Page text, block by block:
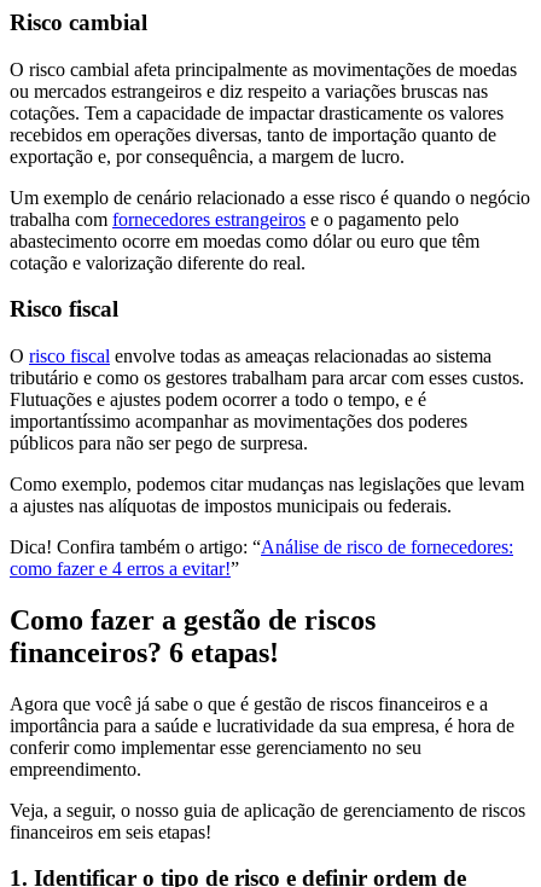
Risco cambial
O risco cambial afeta principalmente as movimentações de moedas
ou mercados estrangeiros e diz respeito a variações bruscas nas
cotações. Tem a capacidade de impactar drasticamente os valores
recebidos em operações diversas, tanto de importação quanto de
exportação e, por consequência, a margem de lucro.
Um exemplo de cenário relacionado a esse risco é quando o negócio
trabalha com fornecedores estrangeiros e o pagamento pelo
abastecimento ocorre em moedas como dólar ou euro que têm
cotação e valorização diferente do real.
Risco fiscal
O risco fiscal envolve todas as ameaças relacionadas ao sistema
tributário e como os gestores trabalham para arcar com esses custos.
Flutuações e ajustes podem ocorrer a todo o tempo, e é
importantíssimo acompanhar as movimentações dos poderes
públicos para não ser pego de surpresa.
Como exemplo, podemos citar mudanças nas legislações que levam
a ajustes nas alíquotas de impostos municipais ou federais.
Dica! Confira também o artigo: “Análise de risco de fornecedores:
como fazer e 4 erros a evitar!”
Como fazer a gestão de riscos
financeiros? 6 etapas!
Agora que você já sabe o que é gestão de riscos financeiros e a
importância para a saúde e lucratividade da sua empresa, é hora de
conferir como implementar esse gerenciamento no seu
empreendimento.
Veja, a seguir, o nosso guia de aplicação de gerenciamento de riscos
financeiros em seis etapas!
1. Identificar o tipo de risco e definir ordem de